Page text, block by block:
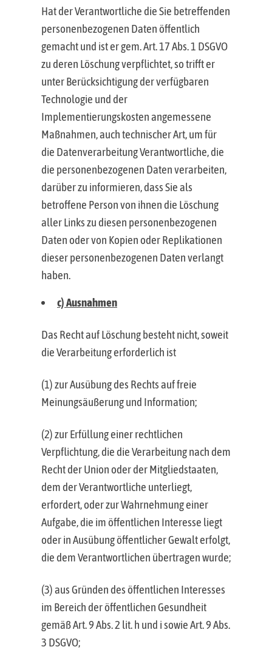
Hat der Verantwortliche die Sie betreffenden
personenbezogenen Daten öffentlich
gemacht und ist er gem. Art. 17 Abs. 1 DSGVO
zu deren Löschung verpflichtet, so trifft er
unter Berücksichtigung der verfügbaren
Technologie und der
Implementierungskosten angemessene
Maßnahmen, auch technischer Art, um für
die Datenverarbeitung Verantwortliche, die
die personenbezogenen Daten verarbeiten,
darüber zu informieren, dass Sie als
betroffene Person von ihnen die Löschung
aller Links zu diesen personenbezogenen
Daten oder von Kopien oder Replikationen
dieser personenbezogenen Daten verlangt
haben.
c) Ausnahmen
Das Recht auf Löschung besteht nicht, soweit
die Verarbeitung erforderlich ist
(1) zur Ausübung des Rechts auf freie
Meinungsäußerung und Information;
(2) zur Erfüllung einer rechtlichen
Verpflichtung, die die Verarbeitung nach dem
Recht der Union oder der Mitgliedstaaten,
dem der Verantwortliche unterliegt,
erfordert, oder zur Wahrnehmung einer
Aufgabe, die im öffentlichen Interesse liegt
oder in Ausübung öffentlicher Gewalt erfolgt,
die dem Verantwortlichen übertragen wurde;
(3) aus Gründen des öffentlichen Interesses
im Bereich der öffentlichen Gesundheit
gemäß Art. 9 Abs. 2 lit. h und i sowie Art. 9 Abs.
3 DSGVO;